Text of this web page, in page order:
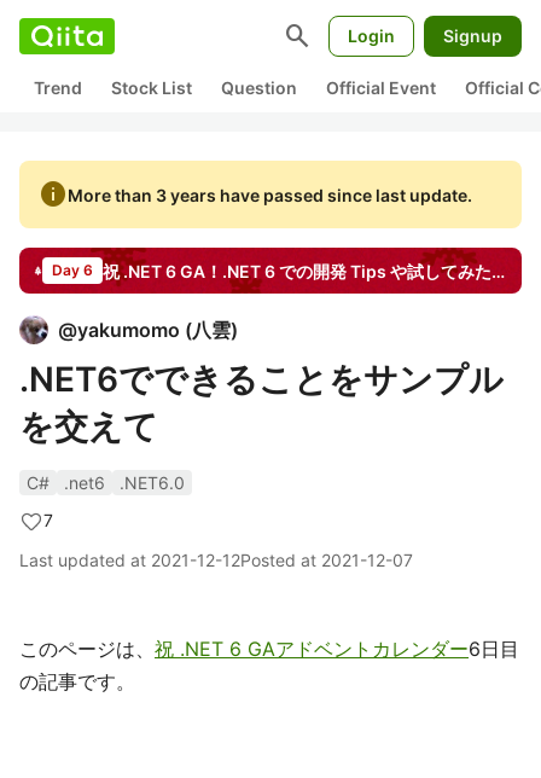
search Login Signup
Trend Stock List Question Official Event Official
infoMore than 3 years have passed since last update.
Day 6 祝 .NET 6 GA！.NET 6 での開発 Tips や試してみたことなど、あなたの「いち推し」ポイントを教えてください【PR】日本マイクロソフト
@yakumomo (八雲)
.NET6でできることをサンプル
を交えて
C# .net6
.NET6.0
7
Last updated at 2021-12-12Posted at 2021-12-07
このページは、 祝 .NET 6 GAアドベントカレンダー6日目
の記事です。